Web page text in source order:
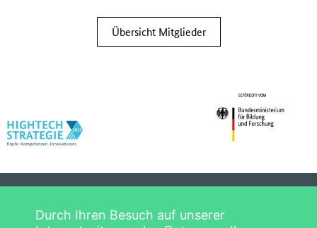
Übersicht Mitglieder
Startseite
Datenschutzerklärung
Impressum
Durch Ihren Besuch auf unserer